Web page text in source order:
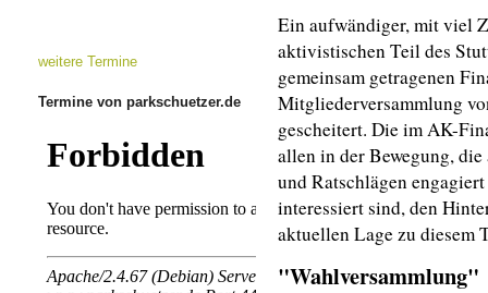
Ein aufwändiger, mit viel
aktivistischen Teil des
gemeinsam getragenen
Mitgliederversammlung
gescheitert. Die im AK-
allen in der Bewegung,
und Ratschlägen
interessiert sind, den
aktuellen Lage zu diesem
"Wahlversammlung"
weitere Termine
Termine von parkschuetzer.de